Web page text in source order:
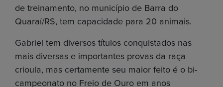
de treinamento, no município de Barra do
Quaraí/RS, tem capacidade para 20 animais.
Gabriel tem diversos títulos conquistados nas
mais diversas e importantes provas da raça
crioula, mas certamente seu maior feito é o bi-
campeonato no Freio de Ouro em anos